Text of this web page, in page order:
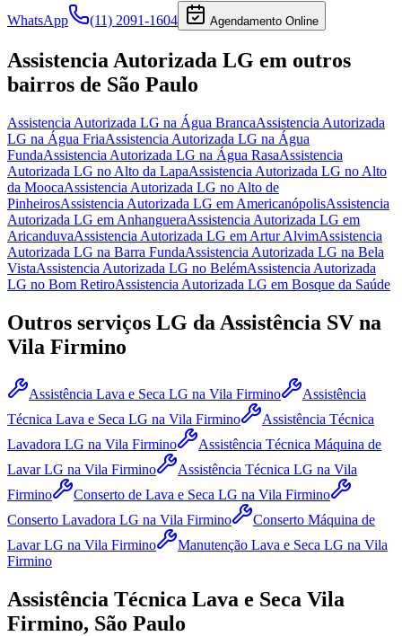
WhatsApp (11) 2091-1604 Agendamento Online
Assistencia Autorizada LG em outros
bairros de São Paulo
Assistencia Autorizada LG na Água BrancaAssistencia Autorizada
LG na Água FriaAssistencia Autorizada LG na Água
FundaAssistencia Autorizada LG na Água RasaAssistencia
Autorizada LG no Alto da LapaAssistencia Autorizada LG no Alto
da MoocaAssistencia Autorizada LG no Alto de
PinheirosAssistencia Autorizada LG em AmericanópolisAssistencia
Autorizada LG em AnhangueraAssistencia Autorizada LG em
AricanduvaAssistencia Autorizada LG em Artur AlvimAssistencia
Autorizada LG na Barra FundaAssistencia Autorizada LG na Bela
VistaAssistencia Autorizada LG no BelémAssistencia Autorizada
LG no Bom RetiroAssistencia Autorizada LG em Bosque da Saúde
Outros serviços LG da Assistência SV na
Vila Firmino
Assistência Lava e Seca LG na Vila Firmino
Assistência
Técnica Lava e Seca LG na Vila Firmino
Assistência Técnica
Lavadora LG na Vila Firmino
Assistência Técnica Máquina de
Lavar LG na Vila Firmino Assistência Técnica LG na Vila
Firmino
Conserto de Lava e Seca LG na Vila Firmino
Conserto Lavadora LG na Vila Firmino
Conserto Máquina de
Lavar LG na Vila Firmino Manutenção Lava e Seca LG na Vila
Firmino
Assistência Técnica Lava e Seca Vila
Firmino, São Paulo